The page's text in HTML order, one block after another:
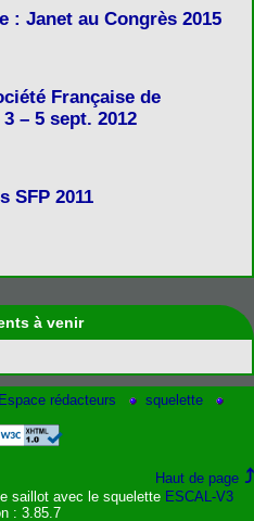
: Janet au Congrès 2015
Française de
– 5 sept. 2012
SFP 2011
à venir
Espace rédacteurs squelette
Haut de page
saillot avec le squelette ESCAL-V3
: 3.85.7